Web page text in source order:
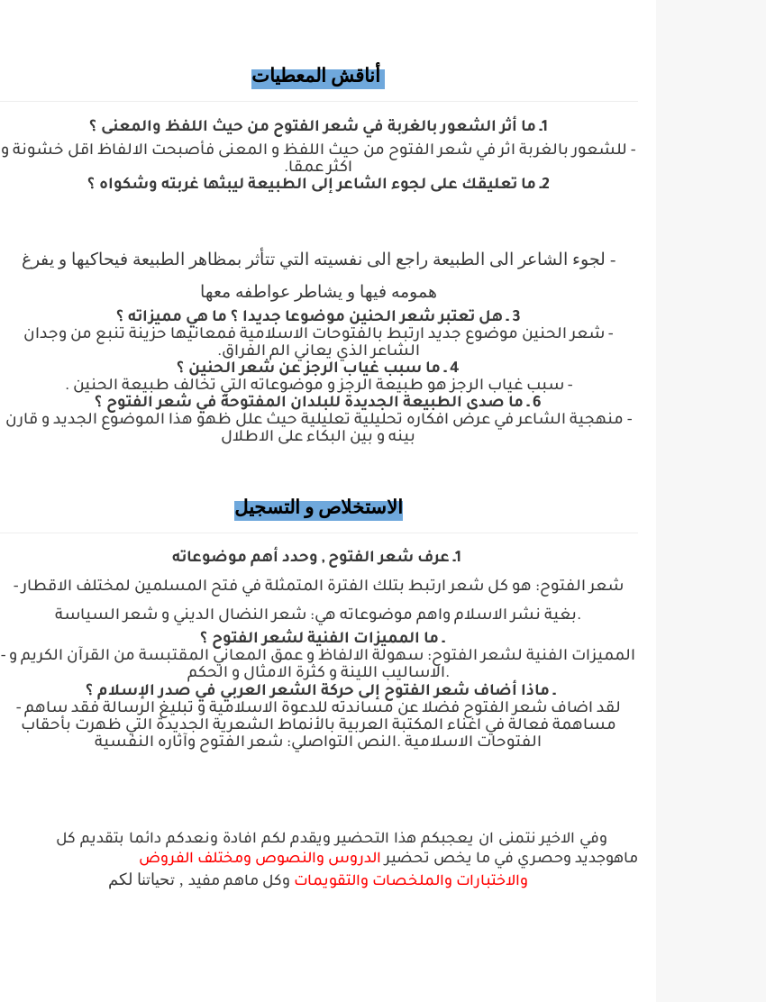
أناقش المعطيات
1ـ ما أثر الشعور بالغربة في شعر الفتوح من حيث اللفظ والمعنى ؟
- للشعور بالغربة اثر في شعر الفتوح من حيث اللفظ و المعنى فأصبحت الالفاظ اقل خشونة و
اكثر عمقا.
2ـ ما تعليقك على لجوء الشاعر إلى الطبيعة ليبثها غربته وشكواه ؟
- لجوء الشاعر الى الطبيعة راجع الى نفسيته التي تتأثر بمظاهر الطبيعة فيحاكيها و يفرغ
همومه فيها و يشاطر عواطفه معها
3 ـ هل تعتبر شعر الحنين موضوعا جديدا ؟ ما هي مميزاته ؟
- شعر الحنين موضوع جديد ارتبط بالفتوحات الاسلامية فمعانيها حزينة تنبع من وجدان
الشاعر الذي يعاني الم الفراق.
4 ـ ما سبب غياب الرجز عن شعر الحنين ؟
- سبب غياب الرجز هو طبيعة الرجز و موضوعاته التي تخالف طبيعة الحنين .
6 ـ ما صدى الطبيعة الجديدة للبلدان المفتوحة في شعر الفتوح ؟
- منهجية الشاعر في عرض افكاره تحليلية تعليلية حيث علل ظهو هذا الموضوع الجديد و قارن
بينه و بين البكاء على الاطلال
الاستخلاص و التسجيل
1ـ عرف شعر الفتوح , وحدد أهم موضوعاته
-شعر الفتوح: هو كل شعر ارتبط بتلك الفترة المتمثلة في فتح المسلمين لمختلف الاقطار
بغية نشر الاسلام واهم موضوعاته هي: شعر النضال الديني و شعر السياسة.
ـ ما المميزات الفنية لشعر الفتوح ؟
- المميزات الفنية لشعر الفتوح: سهولة الالفاظ و عمق المعاني المقتبسة من القرآن الكريم و
الاساليب اللينة و كثرة الامثال و الحكم.
ـ ماذا أضاف شعر الفتوح إلى حركة الشعر العربي في صدر الإسلام ؟
- لقد اضاف شعر الفتوح فضلا عن مساندته للدعوة الاسلامية و تبليغ الرسالة فقد ساهم
مساهمة فعالة في اغناء المكتبة العربية بالأنماط الشعرية الجديدة التي ظهرت بأحقاب
الفتوحات الاسلامية .النص التواصلي: شعر الفتوح وآثاره النفسية
وفي الاخير نتمنى ان يعجبكم هذا التحضير ويقدم لكم افادة ونعدكم دائما بتقديم كل
ماهوجديد وحصري في ما يخص تحضيرالدروس والنصوص ومختلف الفروض
والاختبارات والملخصات والتقويمات وكل ماهم مفيد , تحياتنا لكم